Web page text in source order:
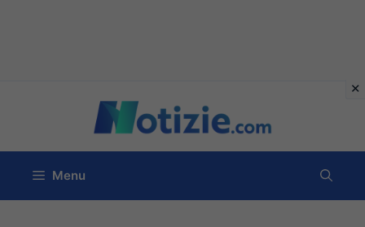
contenuto
Menu